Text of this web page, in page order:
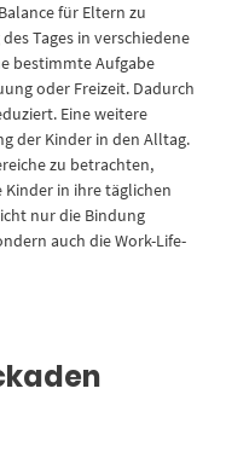
für Eltern zu
Tages in verschiedene
bestimmte Aufgabe
oder Freizeit. Dadurch
Eine weitere
der Kinder in den Alltag.
zu betrachten,
in ihre täglichen
nur die Bindung
auch die Work-Life-